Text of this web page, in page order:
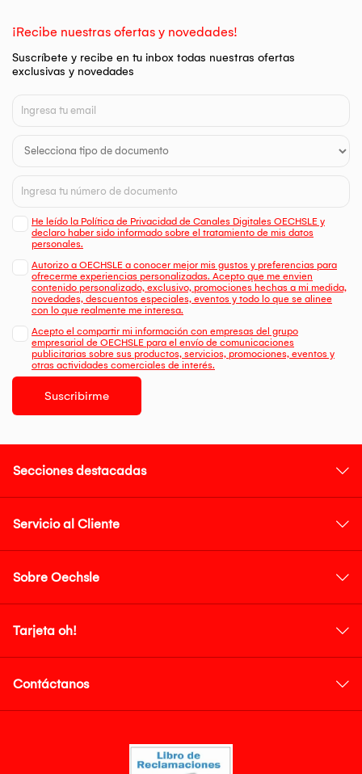
¡Recibe nuestras ofertas y novedades!
Suscríbete y recibe en tu inbox todas nuestras ofertas
exclusivas y novedades
He leído la Política de Privacidad de Canales Digitales OECHSLE y
declaro haber sido informado sobre el tratamiento de mis datos
personales.
Autorizo a OECHSLE a conocer mejor mis gustos y preferencias para
ofrecerme experiencias personalizadas. Acepto que me envien
contenido personalizado, exclusivo, promociones hechas a mi medida,
novedades, descuentos especiales, eventos y todo lo que se alinee
con lo que realmente me interesa.
Acepto el compartir mi información con empresas del grupo
empresarial de OECHSLE para el envío de comunicaciones
publicitarias sobre sus productos, servicios, promociones, eventos y
otras actividades comerciales de interés.
Suscribirme
Secciones destacadas
Servicio al Cliente
Sobre Oechsle
Tarjeta oh!
Contáctanos